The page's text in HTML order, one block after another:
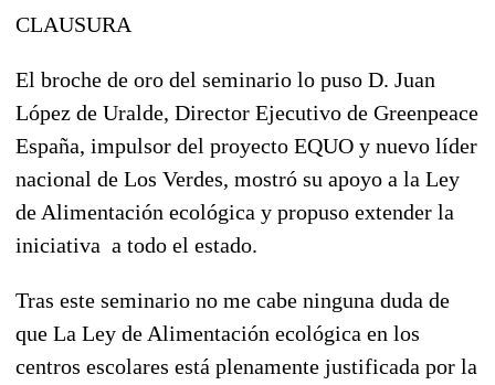
CLAUSURA
El broche de oro del seminario lo puso D. Juan
López de Uralde, Director Ejecutivo de Greenpeace
España, impulsor del proyecto EQUO y nuevo líder
nacional de Los Verdes, mostró su apoyo a la Ley
de Alimentación ecológica y propuso extender la
iniciativa a todo el estado.
Tras este seminario no me cabe ninguna duda de
que La Ley de Alimentación ecológica en los
centros escolares está plenamente justificada por la